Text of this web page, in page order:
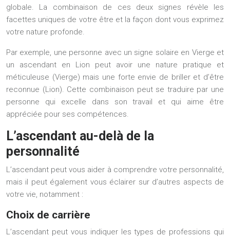
globale. La combinaison de ces deux signes révèle les
facettes uniques de votre être et la façon dont vous exprimez
votre nature profonde.
Par exemple, une personne avec un signe solaire en Vierge et
un ascendant en Lion peut avoir une nature pratique et
méticuleuse (Vierge) mais une forte envie de briller et d’être
reconnue (Lion). Cette combinaison peut se traduire par une
personne qui excelle dans son travail et qui aime être
appréciée pour ses compétences.
L’ascendant au-delà de la
personnalité
L’ascendant peut vous aider à comprendre votre personnalité,
mais il peut également vous éclairer sur d’autres aspects de
votre vie, notamment :
Choix de carrière
L’ascendant peut vous indiquer les types de professions qui